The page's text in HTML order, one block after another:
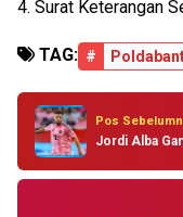
4. Surat Keterangan
TAG: #
Pos
Jordi Alba